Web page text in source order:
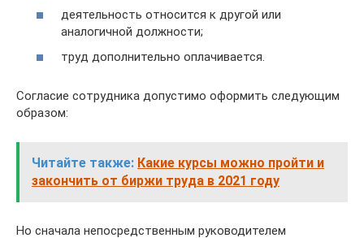
деятельность относится к другой или
аналогичной должности;
труд дополнительно оплачивается.
Согласие сотрудника допустимо оформить следующим
образом:
Читайте также: Какие курсы можно пройти и
закончить от биржи труда в 2021 году
Но сначала непосредственным руководителем